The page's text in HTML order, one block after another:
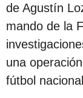
2
a
ñ
o
s
de Agustín
mando de la
una
fútbol